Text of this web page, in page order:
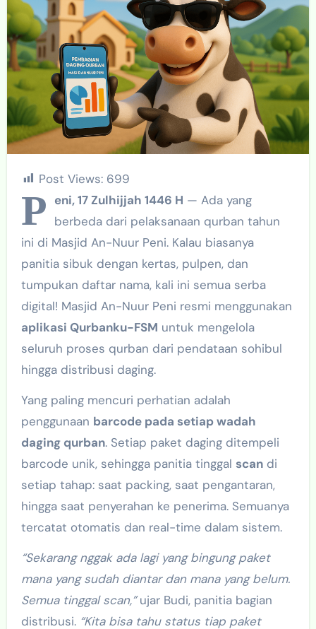
Post Views: 699
P eni, 17 Zulhijjah 1446 H — Ada yang
berbeda dari pelaksanaan qurban tahun
ini di Masjid An-Nuur Peni. Kalau biasanya
panitia sibuk dengan kertas, pulpen, dan
tumpukan daftar nama, kali ini semua serba
digital! Masjid An-Nuur Peni resmi menggunakan
aplikasi Qurbanku-FSM untuk mengelola
seluruh proses qurban dari pendataan sohibul
hingga distribusi daging.
Yang paling mencuri perhatian adalah
penggunaan barcode pada setiap wadah
daging qurban. Setiap paket daging ditempeli
barcode unik, sehingga panitia tinggal scandi
setiap tahap: saat packing, saat pengantaran,
hingga saat penyerahan ke penerima. Semuanya
tercatat otomatis dan real-time dalam sistem.
“Sekarang nggak ada lagi yang bingung paket
mana yang sudah diantar dan mana yang belum.
Semua tinggal scan,”ujar Budi, panitia bagian
distribusi. “Kita bisa tahu status tiap paket